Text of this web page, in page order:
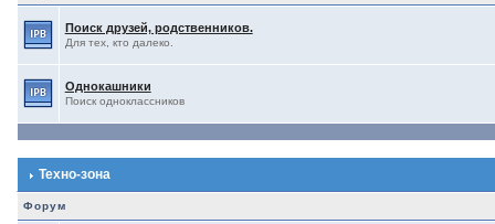
Поиск друзей, родственников.
Для тех, кто далеко.
Однокашники
Поиск одноклассников
Техно-зона
Форум